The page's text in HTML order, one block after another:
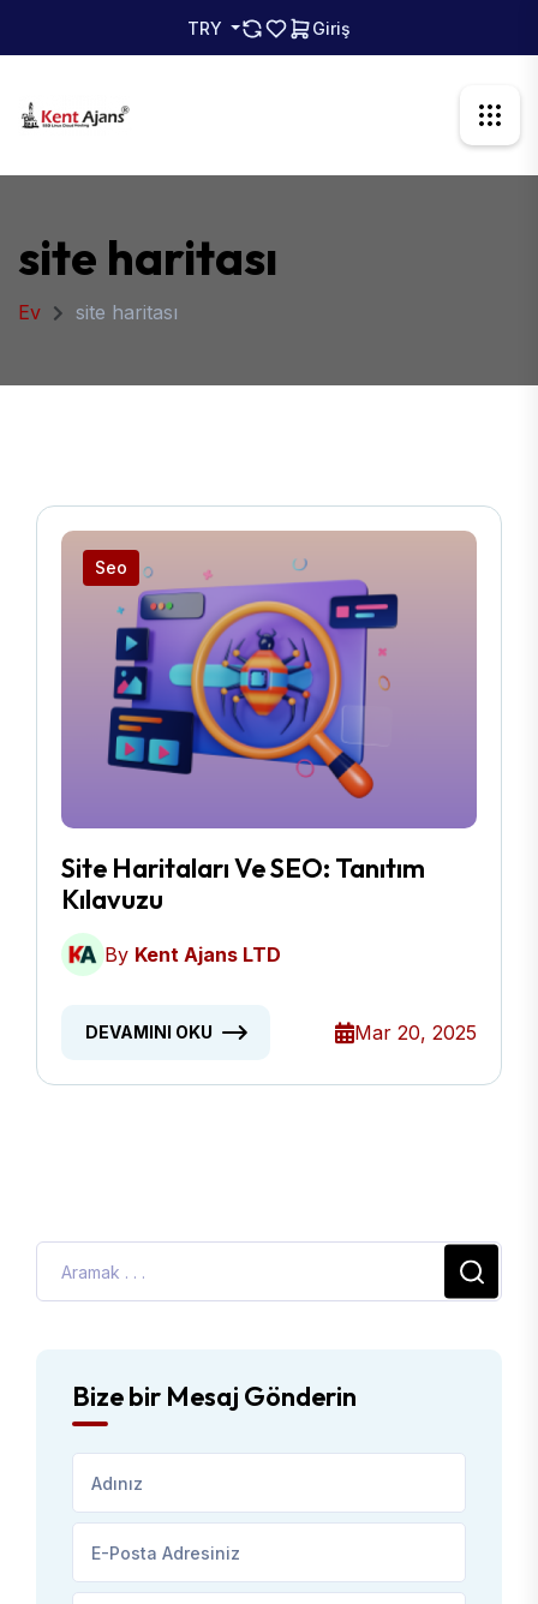
TRY Giriş
site haritası
Ev site haritası
Seo
Site Haritaları Ve SEO: Tanıtım
Kılavuzu
By Kent Ajans LTD
DEVAMINI OKU Mar 20, 2025
Bize bir Mesaj Gönderin